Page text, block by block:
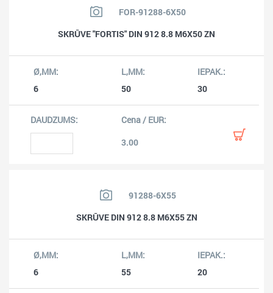
FOR-91288-6X50
SKRŪVE "FORTIS" DIN 912 8.8 M6X50 ZN
6 50 30
3.00
91288-6X55
SKRŪVE DIN 912 8.8 M6X55 ZN
6 55 20